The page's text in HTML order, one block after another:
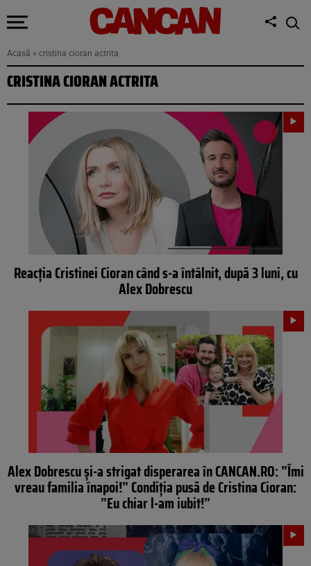
Acasă » cristina cioran actrita
CRISTINA CIORAN ACTRITA
Reacția Cristinei Cioran când s-a întâlnit, după 3 luni, cu
Alex Dobrescu
Alex Dobrescu și-a strigat disperarea în CANCAN.RO: ”Îmi
vreau familia înapoi!” Condiția pusă de Cristina Cioran:
”Eu chiar l-am iubit!”